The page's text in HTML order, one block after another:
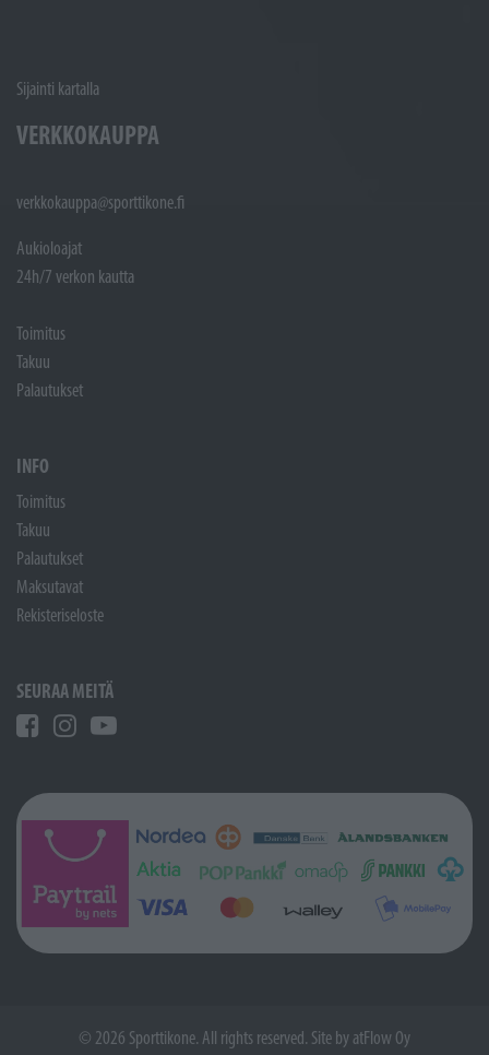
Sijainti kartalla
VERKKOKAUPPA
verkkokauppa@sporttikone.fi
Aukioloajat
24h/7 verkon kautta
Toimitus
Takuu
Palautukset
INFO
Toimitus
Takuu
Palautukset
Maksutavat
Rekisteriseloste
SEURAA MEITÄ
© 2026 Sporttikone. All rights reserved. Site by atFlow Oy